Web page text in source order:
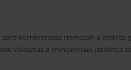
kombidressz nemcsak a
választás a mindennapi játékhoz